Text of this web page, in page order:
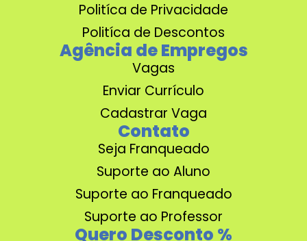
Politíca de Privacidade
Politíca de Descontos
Agência de Empregos
Vagas
Enviar Currículo
Cadastrar Vaga
Contato
Seja Franqueado
Suporte ao Aluno
Suporte ao Franqueado
Suporte ao Professor
Quero Desconto %